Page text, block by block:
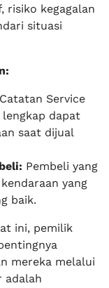
risiko kegagalan
situasi
Catatan Service
lengkap dapat
saat dijual
Pembeli yang
yang
baik.
ini, pemilik
mereka melalui
adalah